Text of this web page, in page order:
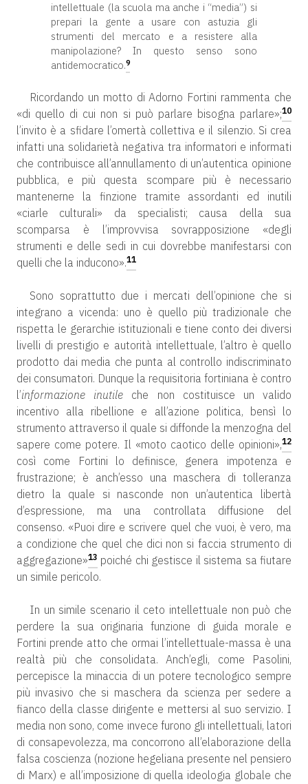
intellettuale (la scuola ma anche i “media”) si
prepari la gente a usare con astuzia gli
strumenti del mercato e a resistere alla
manipolazione? In questo senso sono
antidemocratico.9
Ricordando un motto di Adorno Fortini rammenta che
«di quello di cui non si può parlare bisogna parlare»;10
l’invito è a sfidare l’omertà collettiva e il silenzio. Si crea
infatti una solidarietà negativa tra informatori e informati
che contribuisce all’annullamento di un’autentica opinione
pubblica, e più questa scompare più è necessario
mantenerne la finzione tramite assordanti ed inutili
«ciarle culturali» da specialisti; causa della sua
scomparsa è l’improvvisa sovrapposizione «degli
strumenti e delle sedi in cui dovrebbe manifestarsi con
quelli che la inducono».11
Sono soprattutto due i mercati dell’opinione che si
integrano a vicenda: uno è quello più tradizionale che
rispetta le gerarchie istituzionali e tiene conto dei diversi
livelli di prestigio e autorità intellettuale, l’altro è quello
prodotto dai media che punta al controllo indiscriminato
dei consumatori. Dunque la requisitoria fortiniana è contro
l’informazione inutile che non costituisce un valido
incentivo alla ribellione e all’azione politica, bensì lo
strumento attraverso il quale si diffonde la menzogna del
sapere come potere. Il «moto caotico delle opinioni»,12
così come Fortini lo definisce, genera impotenza e
frustrazione; è anch’esso una maschera di tolleranza
dietro la quale si nasconde non un’autentica libertà
d’espressione, ma una controllata diffusione del
consenso. «Puoi dire e scrivere quel che vuoi, è vero, ma
a condizione che quel che dici non si faccia strumento di
aggregazione»13 poiché chi gestisce il sistema sa fiutare
un simile pericolo.
In un simile scenario il ceto intellettuale non può che
perdere la sua originaria funzione di guida morale e
Fortini prende atto che ormai l’intellettuale-massa è una
realtà più che consolidata. Anch’egli, come Pasolini,
percepisce la minaccia di un potere tecnologico sempre
più invasivo che si maschera da scienza per sedere a
fianco della classe dirigente e mettersi al suo servizio. I
media non sono, come invece furono gli intellettuali, latori
di consapevolezza, ma concorrono all’elaborazione della
falsa coscienza (nozione hegeliana presente nel pensiero
di Marx) e all’imposizione di quella ideologia globale che